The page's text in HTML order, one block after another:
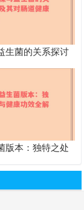
生菌的关系探讨
康的影响
版本：独特之处